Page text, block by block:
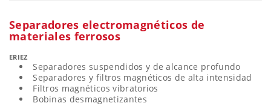
Separadores electromagnéticos de
materiales ferrosos
ERIEZ
Separadores suspendidos y de alcance profundo
Separadores y filtros magnéticos de alta intensidad
Filtros magnéticos vibratorios
Bobinas desmagnetizantes